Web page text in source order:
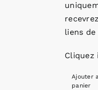
liens
Cliquez
Ajouter
panier